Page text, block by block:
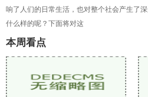
响了人们的日常生活，也对整个社会产生了
什么样的呢？下面将对这
本周看点